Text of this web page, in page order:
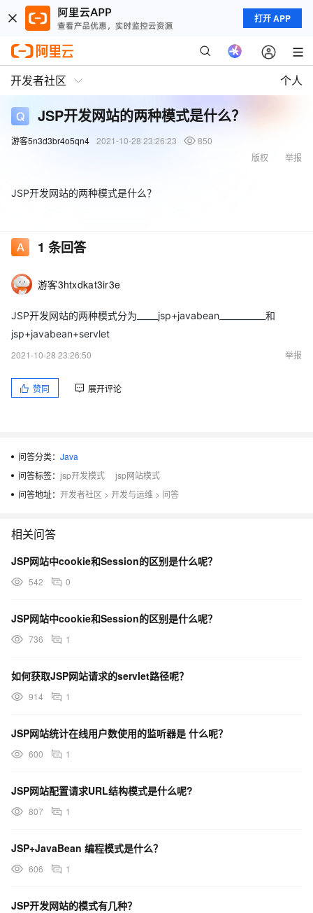
打开 APP
开发者社区 个人
JSP开发网站的两种模式是什么？
游客5n3d3br4o5qn4 2021-10-28 23:26:23
850
举报
版权
JSP开发网站的两种模式是什么？
1 条回答
游客3htxdkat3ir3e
JSP开发网站的两种模式分为_____jsp+javabean___________和
jsp+javabean+servlet
2021-10-28 23:26:50
举报
赞同 展开评论
问答分类： Java
问答标签： jsp开发模式
jsp网站模式
问答地址： 开发者社区 > 开发与运维 > 问答
相关问答
JSP网站中cookie和Session的区别是什么呢？
542 0
JSP网站中cookie和Session的区别是什么呢？
736 1
如何获取JSP网站请求的servlet路径呢？
914 1
JSP网站统计在线用户数使用的监听器是 什么呢？
600 1
JSP网站配置请求URL结构模式是什么呢?
807 1
JSP+JavaBean 编程模式是什么？
606 1
JSP开发网站的模式有几种？